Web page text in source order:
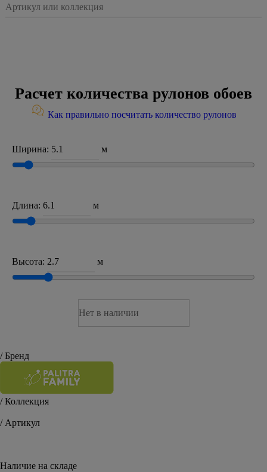
Расчет количества рулонов обоев
Как правильно посчитать количество рулонов
Ширина: м
Длина: м
Высота: м
Нет в наличии
/ Бренд
/ Коллекция
/ Артикул
Наличие на складе